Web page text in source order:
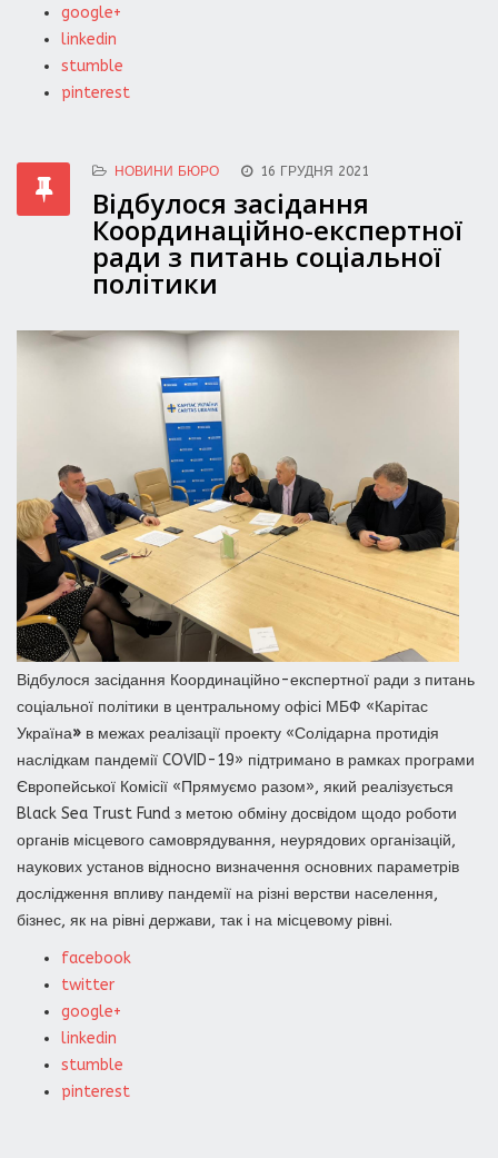
google+
linkedin
stumble
pinterest
НОВИНИ БЮРО 16 ГРУДНЯ 2021
Відбулося засідання
Координаційно-експертної
ради з питань соціальної
політики
Відбулося засідання Координаційно-експертної ради з питань
соціальної політики в центральному офісі МБФ «Карітас
Україна» в межах реалізації проекту «Солідарна протидія
наслідкам пандемії COVID-19» підтримано в рамках програми
Європейської Комісії «Прямуємо разом», який реалізується
Black Sea Trust Fund з метою обміну досвідом щодо роботи
органів місцевого самоврядування, неурядових організацій,
наукових установ відносно визначення основних параметрів
дослідження впливу пандемії на різні верстви населення,
бізнес, як на рівні держави, так і на місцевому рівні.
facebook
twitter
google+
linkedin
stumble
pinterest